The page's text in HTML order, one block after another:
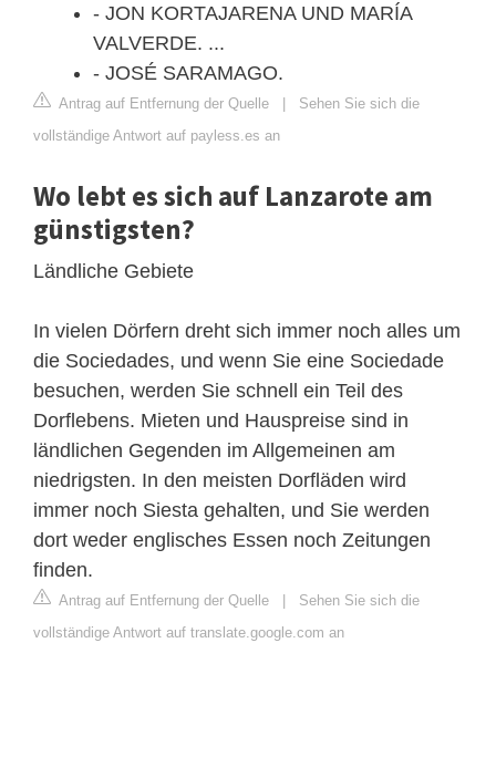
- JON KORTAJARENA UND MARÍA
VALVERDE. ...
- JOSÉ SARAMAGO.
Antrag auf Entfernung der Quelle | Sehen Sie sich die
vollständige Antwort auf payless.es an
Wo lebt es sich auf Lanzarote am
günstigsten?
Ländliche Gebiete
In vielen Dörfern dreht sich immer noch alles um
die Sociedades, und wenn Sie eine Sociedade
besuchen, werden Sie schnell ein Teil des
Dorflebens. Mieten und Hauspreise sind in
ländlichen Gegenden im Allgemeinen am
niedrigsten. In den meisten Dorfläden wird
immer noch Siesta gehalten, und Sie werden
dort weder englisches Essen noch Zeitungen
finden.
Antrag auf Entfernung der Quelle | Sehen Sie sich die
vollständige Antwort auf translate.google.com an